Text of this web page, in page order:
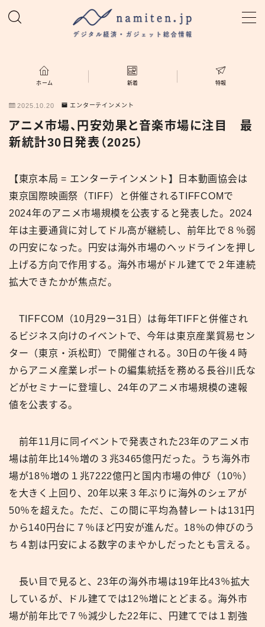
ホーム
新着
namiten.jp
ホーム 新着 特報
2025.10.20 エンターテインメント
アニメ市場、円安効果と音楽市場に注目 最
新統計30日発表（2025）
【東京本局 = エンターテインメント】日本動画協会は
東京国際映画祭（TIFF）と併催されるTIFFCOMで
2024年のアニメ市場規模を公表すると発表した。2024
年は主要通貨に対してドル高が継続し、前年比で８％弱
の円安になった。円安は海外市場のヘッドラインを押し
上げる方向で作用する。海外市場がドル建てで２年連続
拡大できたかが焦点だ。
TIFFCOM（10月29ー31日）は毎年TIFFと併催され
るビジネス向けのイベントで、今年は東京産業貿易セン
ター（東京・浜松町）で開催される。30日の午後４時
からアニメ産業レポートの編集統括を務める長谷川氏な
どがセミナーに登壇し、24年のアニメ市場規模の速報
値を公表する。
前年11月に同イベントで発表された23年のアニメ市
場は前年比14％増の３兆3465億円だった。うち海外市
場が18％増の１兆7222億円と国内市場の伸び（10％）
を大きく上回り、20年以来３年ぶりに海外のシェアが
50％を超えた。ただ、この間に平均為替レートは131円
から140円台に７％ほど円安が進んだ。18％の伸びのう
ち４割は円安による数字のまやかしだったとも言える。
長い目で見ると、23年の海外市場は19年比43％拡大
しているが、ドル建てでは12％増にとどまる。海外市
場が前年比で７％減少した22年に、円建てでは１割強